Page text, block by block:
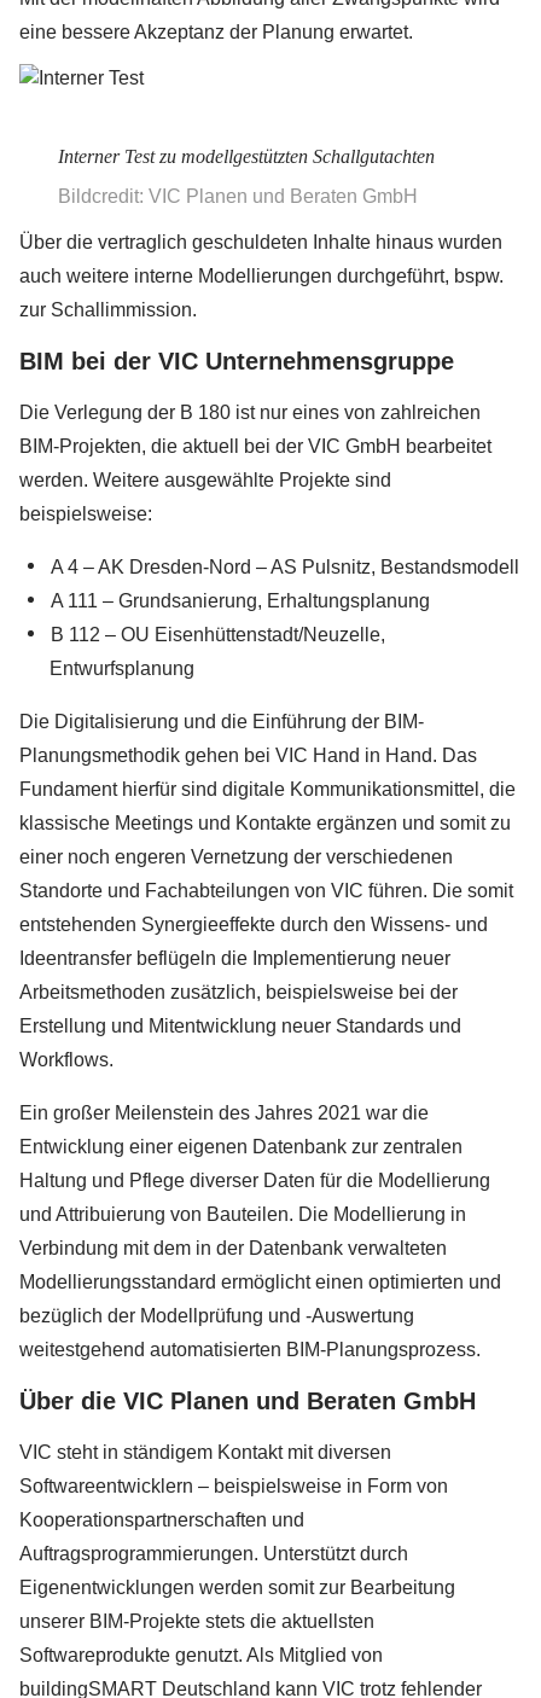
eine bessere Akzeptanz der Planung erwartet.
Interner Test zu modellgestützten Schallgutachten
Bildcredit: VIC Planen und Beraten GmbH
Über die vertraglich geschuldeten Inhalte hinaus wurden
auch weitere interne Modellierungen durchgeführt, bspw.
zur Schallimmission.
BIM bei der VIC Unternehmensgruppe
Die Verlegung der B 180 ist nur eines von zahlreichen
BIM-Projekten, die aktuell bei der VIC GmbH bearbeitet
werden. Weitere ausgewählte Projekte sind
beispielsweise:
A 4 – AK Dresden-Nord – AS Pulsnitz, Bestandsmodell
A 111 – Grundsanierung, Erhaltungsplanung
B 112 – OU Eisenhüttenstadt/Neuzelle,
Entwurfsplanung
Die Digitalisierung und die Einführung der BIM-
Planungsmethodik gehen bei VIC Hand in Hand. Das
Fundament hierfür sind digitale Kommunikationsmittel, die
klassische Meetings und Kontakte ergänzen und somit zu
einer noch engeren Vernetzung der verschiedenen
Standorte und Fachabteilungen von VIC führen. Die somit
entstehenden Synergieeffekte durch den Wissens- und
Ideentransfer beflügeln die Implementierung neuer
Arbeitsmethoden zusätzlich, beispielsweise bei der
Erstellung und Mitentwicklung neuer Standards und
Workflows.
Ein großer Meilenstein des Jahres 2021 war die
Entwicklung einer eigenen Datenbank zur zentralen
Haltung und Pflege diverser Daten für die Modellierung
und Attribuierung von Bauteilen. Die Modellierung in
Verbindung mit dem in der Datenbank verwalteten
Modellierungsstandard ermöglicht einen optimierten und
bezüglich der Modellprüfung und -Auswertung
weitestgehend automatisierten BIM-Planungsprozess.
Über die VIC Planen und Beraten GmbH
VIC steht in ständigem Kontakt mit diversen
Softwareentwicklern – beispielsweise in Form von
Kooperationspartnerschaften und
Auftragsprogrammierungen. Unterstützt durch
Eigenentwicklungen werden somit zur Bearbeitung
unserer BIM-Projekte stets die aktuellsten
Softwareprodukte genutzt. Als Mitglied von
buildingSMART Deutschland kann VIC trotz fehlender